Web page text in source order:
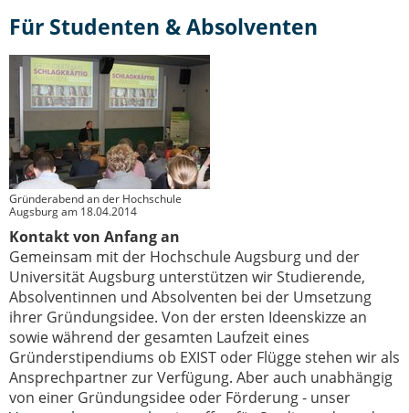
Start-Up Augsburg
Für Studenten & Absolventen
Gründerabend an der Hochschule
Augsburg am 18.04.2014
Kontakt von Anfang an
Gemeinsam mit der Hochschule Augsburg und der
Universität Augsburg unterstützen wir Studierende,
Absolventinnen und Absolventen bei der Umsetzung
ihrer Gründungsidee. Von der ersten Ideenskizze an
sowie während der gesamten Laufzeit eines
Gründerstipendiums ob EXIST oder Flügge stehen wir als
Ansprechpartner zur Verfügung. Aber auch unabhängig
von einer Gründungsidee oder Förderung - unser